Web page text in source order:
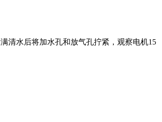
清水后将加水孔和放气孔拧紧，观察电机15